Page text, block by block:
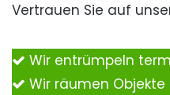
Vertrauen Sie auf
Wir entrümpeln
Wir räumen